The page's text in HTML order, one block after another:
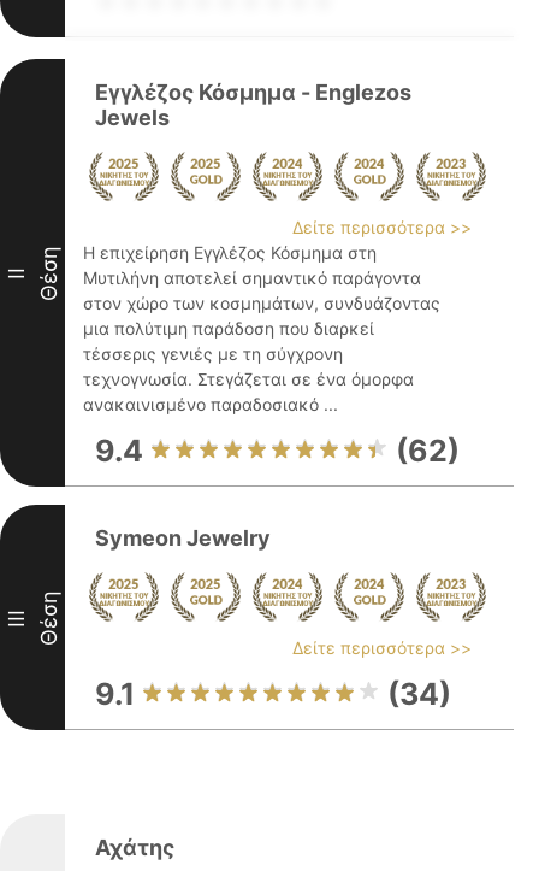
II Θέση
Εγγλέζος Κόσμημα - Englezos
Jewels
Δείτε περισσότερα >>
Η επιχείρηση Εγγλέζος Κόσμημα στη
Μυτιλήνη αποτελεί σημαντικό παράγοντα
στον χώρο των κοσμημάτων, συνδυάζοντας
μια πολύτιμη παράδοση που διαρκεί
τέσσερις γενιές με τη σύγχρονη
τεχνογνωσία. Στεγάζεται σε ένα όμορφα
ανακαινισμένο παραδοσιακό ...
9.4 (62)
III Θέση
Symeon Jewelry
Δείτε περισσότερα >>
9.1 (34)
Αχάτης